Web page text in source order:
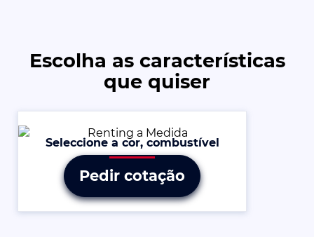
Escolha as características
que quiser
Seleccione a cor, combustível
Pedir cotação